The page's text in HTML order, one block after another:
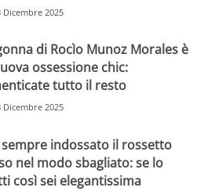
Dicembre 2025
di Rocìo Munoz Morales è
ossessione chic:
tutto il resto
Dicembre 2025
sempre indossato il rossetto
nel modo sbagliato: se lo
così sei elegantissima